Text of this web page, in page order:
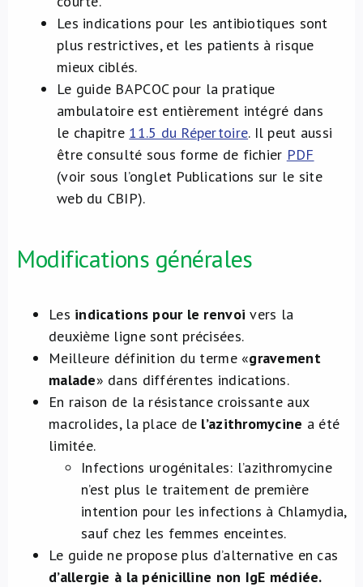
Les indications pour les antibiotiques sont
plus restrictives, et les patients à risque
mieux ciblés.
Le guide BAPCOC pour la pratique
ambulatoire est entièrement intégré dans
le chapitre 11.5 du Répertoire. Il peut aussi
être consulté sous forme de fichier PDF
(voir sous l’onglet Publications sur le site
web du CBIP).
Modifications générales
Les indications pour le renvoi vers la
deuxième ligne sont précisées.
Meilleure définition du terme «gravement
malade» dans différentes indications.
En raison de la résistance croissante aux
macrolides, la place de l’azithromycine a été
limitée.
Infections urogénitales: l’azithromycine
n’est plus le traitement de première
intention pour les infections à Chlamydia,
sauf chez les femmes enceintes.
Le guide ne propose plus d’alternative en cas
d’allergie à la pénicilline non IgE médiée.